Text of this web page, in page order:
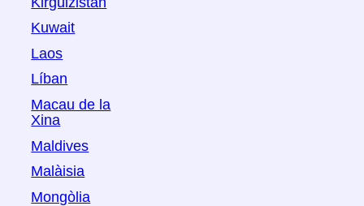
Kuwait
Laos
Líban
Macau de la
Xina
Maldives
Malàisia
Mongòlia